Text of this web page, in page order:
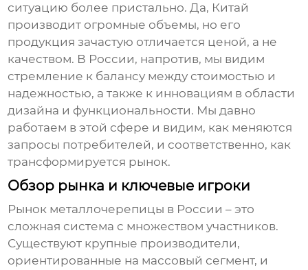
ситуацию более пристально. Да, Китай
производит огромные объемы, но его
продукция зачастую отличается ценой, а не
качеством. В России, напротив, мы видим
стремление к балансу между стоимостью и
надежностью, а также к инновациям в области
дизайна и функциональности. Мы давно
работаем в этой сфере и видим, как меняются
запросы потребителей, и соответственно, как
трансформируется рынок.
Обзор рынка и ключевые игроки
Рынок металлочерепицы в России – это
сложная система с множеством участников.
Существуют крупные производители,
ориентированные на массовый сегмент, и